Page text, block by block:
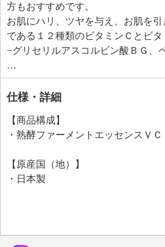
方もおすすめです。
お肌にハリ、ツヤを与え、お肌を
である１２種類のビタミンＣとビタ
−グリセリルアスコルビン酸ＢＧ、
ル、３−ラウリルグリセリルアスコ
ビルリン酸Ｎａ、リン酸アスコル
ン酸アスコルビルリン酸３Ｎａ、ア
セリルアスコルビン酸、アスコルビ
リルアスコルビン酸、パルミチン
含む）配合しています。
＜リニューアル情報（２０２５年６
仕様・詳細
【商品構成】
・熟酵ファーメントエッセンスＶ
【原産国（地）】
・日本製